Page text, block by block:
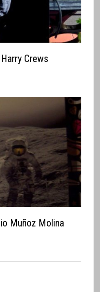
Crews
Muñoz Molina